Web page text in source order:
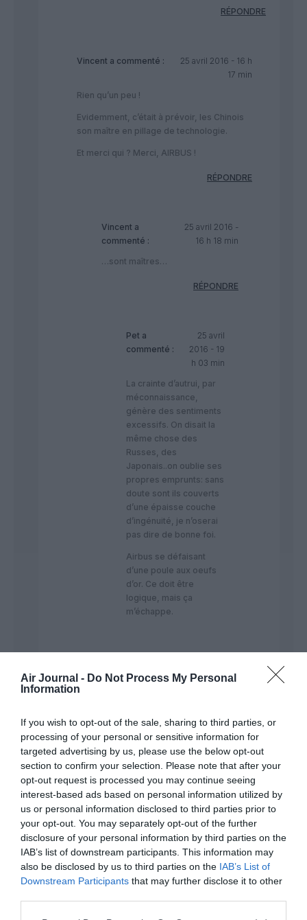
Air Journal - Do Not Process My Personal
Information
If you wish to opt-out of the sale, sharing to third parties, or
processing of your personal or sensitive information for
targeted advertising by us, please use the below opt-out
section to confirm your selection. Please note that after your
opt-out request is processed you may continue seeing
interest-based ads based on personal information utilized by
us or personal information disclosed to third parties prior to
your opt-out. You may separately opt-out of the further
disclosure of your personal information by third parties on the
IAB’s list of downstream participants. This information may
also be disclosed by us to third parties on the IAB’s List of
Downstream Participants that may further disclose it to other
RÉPONDRE
Vincent a commenté :
25 avril 2016 - 16 h
17 min
Rien qu’un peu !
Evidemment, c’était à prévoir, les Chinois
son maître en pillage de technologie.
Et merci qui ? Merci, AIRBUS !
RÉPONDRE
Vincent a
commenté :
25 avril 2016 -
16 h 18 min
…sont maîtres…
RÉPONDRE
Pet a
commenté :
25 avril
2016 - 19
h 03 min
La crainte d’autrui, par
méconnaissance,
génère des sentiments
excessifs. On disait la
même chose des
Russes, des
Japonais..on oublie ses
propres emprunts: sans
doute sont ils couverts
d’une épaisse couche
d’ingénuité, je n’oserai
pas dire de bonne foi.
Airbus se défaisant
d’une poule aux oeufs
d’or. Ce doit être
logique, mais ça
m’échappe.
a commenté :
26 avril 2016 - 9 h 34 min
Très bonne nouvelle cette ligne ! Cela permet d’avoir une
alternative supplémentaire via Londres pour rejoindre des
villes chinoises inaccessibles au départ de l’Europe : après la
route Paris – Xian – Hangzhou de la maison mère Hainan
Airlines nous voila avec Londres – Chongqing – Tianjin avec
Tianjin Airlines ! La stratégie du groupe HNA est très bonne et
permet de sortir des aéroports saturés comme Pékin Capital
ou encre Shanghai Pudong. D’autant que dans le cas présent
Tianjin est située à peine à 30 mn de TGV du centre de
Pékin…
RÉPONDRE